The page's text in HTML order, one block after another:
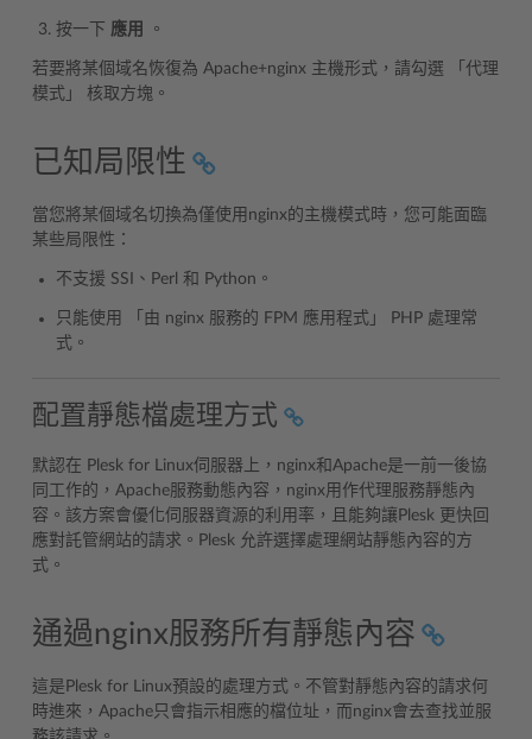
按一下 應用 。
若要將某個域名恢復為 Apache+nginx 主機形式，請勾選 「代理
模式」 核取方塊。
已知局限性
當您將某個域名切換為僅使用nginx的主機模式時，您可能面臨
某些局限性：
不支援 SSI、Perl 和 Python。
只能使用 「由 nginx 服務的 FPM 應用程式」 PHP 處理常
式。
配置靜態檔處理方式
默認在 Plesk for Linux伺服器上，nginx和Apache是一前一後協
同工作的，Apache服務動態內容，nginx用作代理服務靜態內
容。該方案會優化伺服器資源的利用率，且能夠讓Plesk 更快回
應對託管網站的請求。Plesk 允許選擇處理網站靜態內容的方
式。
通過nginx服務所有靜態內容
這是Plesk for Linux預設的處理方式。不管對靜態內容的請求何
時進來，Apache只會指示相應的檔位址，而nginx會去查找並服